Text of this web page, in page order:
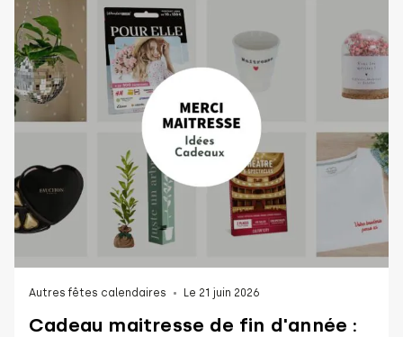
Autres fêtes calendaires Le 21 juin 2026
Cadeau maitresse de fin d'année :